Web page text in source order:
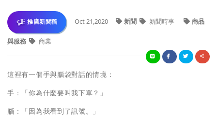
推廣新聞稿 Oct 21,2020 新聞 新聞時事 商品
與服務 商業
這裡有一個手與腦袋對話的情境：
手：「你為什麼要叫我下單？」
腦：「因為我看到了訊號。」